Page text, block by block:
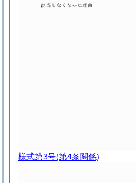
様式第3号(第4条関係)